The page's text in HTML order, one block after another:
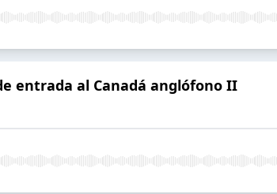
entrada al Canadá anglófono II